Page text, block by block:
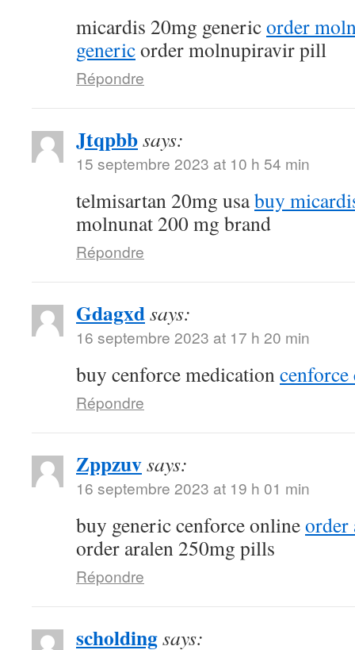
micardis 20mg genericorder
genericorder molnupiravir pill
Répondre
Jtqpbbsays:
15 septembre 2023 at 10 h 54 min
telmisartan 20mg usabuy
molnunat 200 mg brand
Répondre
Gdagxdsays:
16 septembre 2023 at 17 h 20 min
buy cenforce medicationcenforce
Répondre
Zppzuvsays:
16 septembre 2023 at 19 h 01 min
buy generic cenforce onlineorder
order aralen 250mg pills
Répondre
scholdingsays: